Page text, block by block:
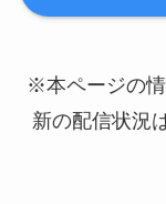
※本ページの
新の配信状況